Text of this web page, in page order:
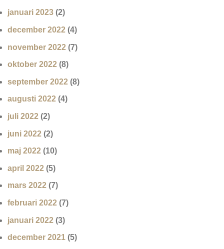
januari 2023 (2)
december 2022 (4)
november 2022 (7)
oktober 2022 (8)
september 2022 (8)
augusti 2022 (4)
juli 2022 (2)
juni 2022 (2)
maj 2022 (10)
april 2022 (5)
mars 2022 (7)
februari 2022 (7)
januari 2022 (3)
december 2021 (5)